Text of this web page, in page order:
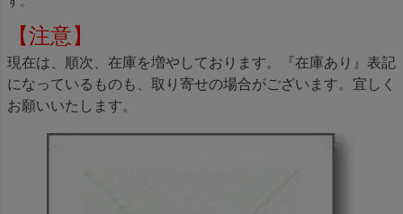
【注意】
現在は、順次、在庫を増やしております。『在庫あり』表記
になっているものも、取り寄せの場合がございます。宜しく
お願いいたします。